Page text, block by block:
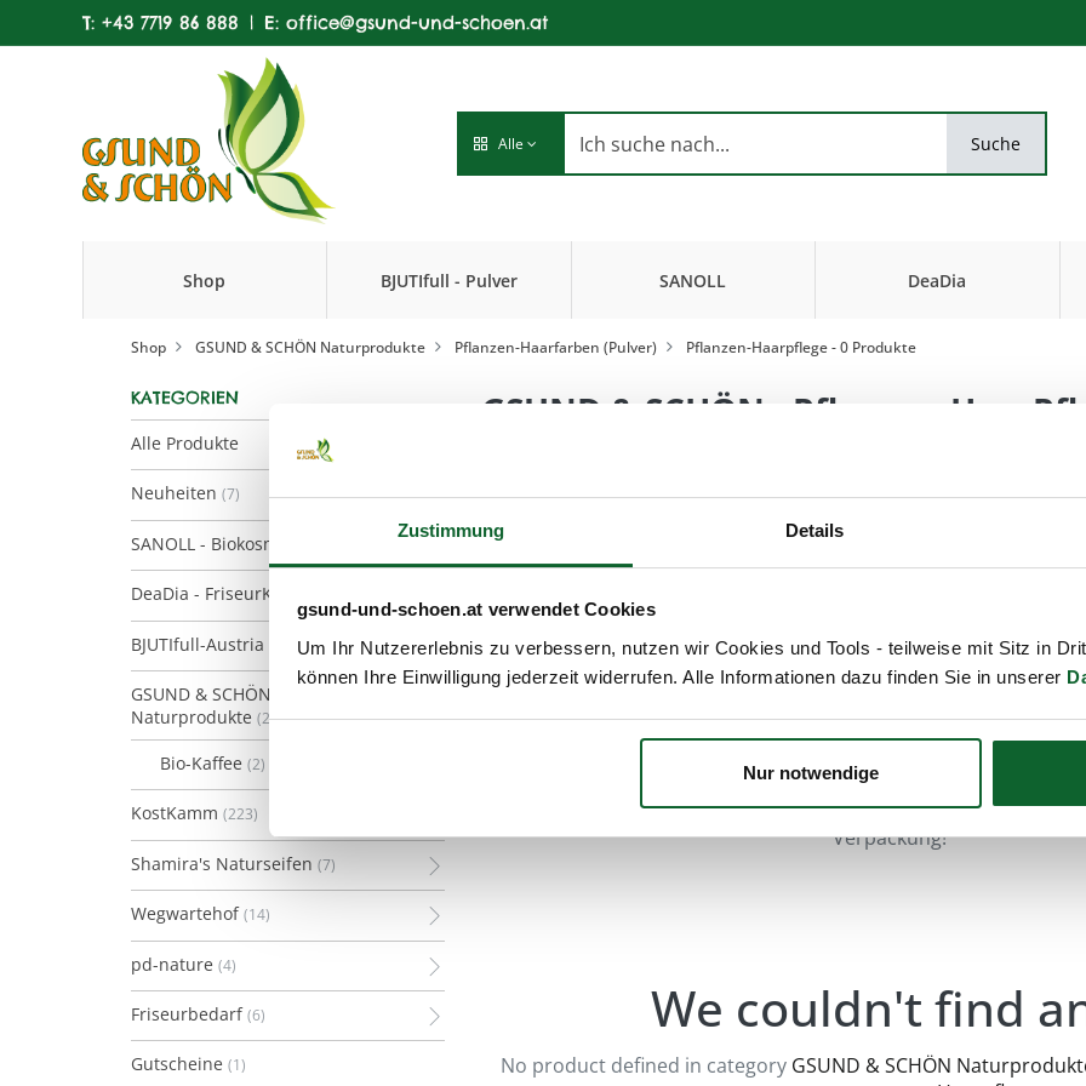
Zustimmung Details
gsund-und-schoen.at verwendet Cookies
Um Ihr Nutzererlebnis zu verbessern, nutzen wir Cookies und Tools - teilweise mit Sitz in
können Ihre Einwilligung jederzeit widerrufen. Alle Informationen dazu finden Sie in unserer
Nur notwendige
T: +43 7719 86 888 | E: office@gsund-und-schoen.at
Alle Suche
Shop
BJUTIfull - Pulver
SANOLL
DeaDia
Shop GSUND & SCHÖN Naturprodukte Pflanzen-Haarfarben (Pulver) Pflanzen-Haarpflege- 0 Produkte
KATEGORIEN
Alle Produkte
Neuheiten (7)
SANOLL - Biokosmetik
DeaDia - FriseurKosmetik
BJUTIfull-Austria
GSUND & SCHÖN
Naturprodukte (2)
Bio-Kaffee (2)
KostKamm (223)
Shamira's Naturseifen (7)
Wegwartehof (14)
pd-nature (4)
Friseurbedarf (6)
Gutscheine (1)
GSUND & SCHÖN - Pflanzen-
…für eine
natürlichen Glanz
ist
Volumen, freuen Sie sich
Unsere Erfahrungen im
Kundinnen und Kunden
SCHÖN Glanzpflege“
ausgleichen und somit
Beachten Sie bitte die
Verpackung!
We couldn't find
No product defined in category GSUND & SCHÖN